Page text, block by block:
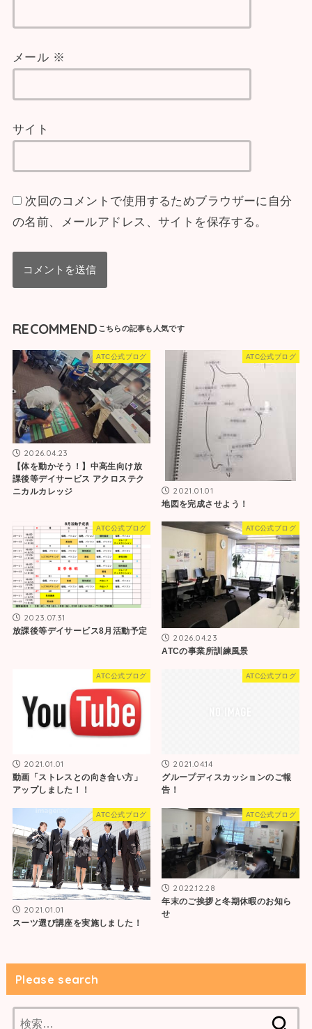
メール ※
サイト
次回のコメントで使用するためブラウザーに自分
の名前、メールアドレス、サイトを保存する。
RECOMMEND
ATC公式ブログ
2026.04.23
【体を動かそう！】中高生向け放
課後等デイサービス アクロステク
ニカルカレッジ
ATC公式ブログ
2021.01.01
地図を完成させよう！
ATC公式ブログ
2023.07.31
放課後等デイサービス8月活動予定
ATC公式ブログ
2026.04.23
ATCの事業所訓練風景
ATC公式ブログ
2021.01.01
動画「ストレスとの向き合い方」
アップしました！！
ATC公式ブログ
2021.04.14
グループディスカッションのご報
告！
ATC公式ブログ
2021.01.01
スーツ選び講座を実施しました！
ATC公式ブログ
2022.12.28
年末のご挨拶と冬期休暇のお知ら
せ
Please search